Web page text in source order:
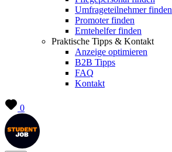
Umfrageteilnehmer finden
Promoter finden
Erntehelfer finden
Praktische Tipps & Kontakt
Anzeige optimieren
B2B Tipps
FAQ
Kontakt
0